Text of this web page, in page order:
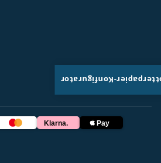
Klarna. Pay
Plotterpapier-